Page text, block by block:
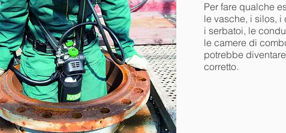
Per fare qualche
le vasche, i silos, i
i serbatoi, le
le camere di
potrebbe
corretto.